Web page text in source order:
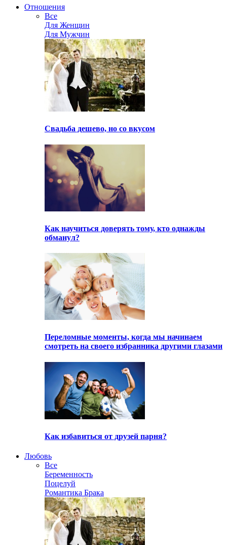
Отношения
Все
Для Женщин
Для Мужчин
Свадьба дешево, но со вкусом
Как научиться доверять тому, кто однажды
обманул?
Переломные моменты, когда мы начинаем
смотреть на своего избранника другими глазами
Как избавиться от друзей парня?
Любовь
Все
Беременность
Поцелуй
Романтика Брака